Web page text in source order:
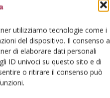
utilizziamo tecnologie come i
del dispositivo. Il consenso a
di elaborare dati personali
ID univoci su questo sito e di
o ritirare il consenso può